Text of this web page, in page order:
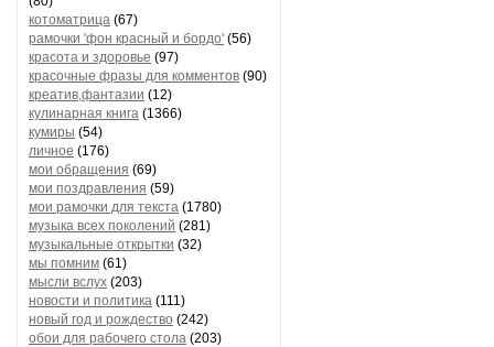
котоматрица (67)
рамочки 'фон красный и бордо' (56)
красота и здоровье (97)
красочные фразы для комментов (90)
креатив,фантазии (12)
кулинарная книга (1366)
кумиры (54)
личное (176)
мои обращения (69)
мои поздравления (59)
мои рамочки для текста (1780)
музыка всех поколений (281)
музыкальные открытки (32)
мы помним (61)
мысли вслух (203)
новости и политика (111)
новый год и рождество (242)
обои для рабочего стола (203)